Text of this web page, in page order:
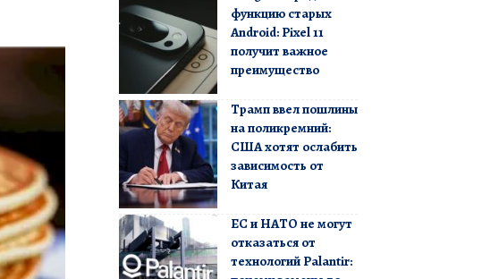
функцию старых
Android: Pixel 11
получит важное
преимущество
Трамп ввел пошлины
на поликремний:
США хотят ослабить
зависимость от
Китая
ЕС и НАТО не могут
отказаться от
технологий Palantir: